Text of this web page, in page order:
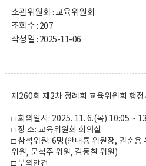
소관위원회 : 교육위원회
조회수 : 207
작성일 : 2025-11-06
제260회 제2차 정례회 교육위원회 행정
□ 회의일시: 2025. 11. 6.(목) 10:05 ~
□ 장 소: 교육위원회 회의실
□ 참석위원: 6명(안대룡 위원장, 권순용
위원, 문석주 위원, 김동칠 위원)
□ 부의안건